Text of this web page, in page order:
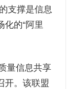
支撑是信息
化的“阿里
量信息共享
开。该联盟